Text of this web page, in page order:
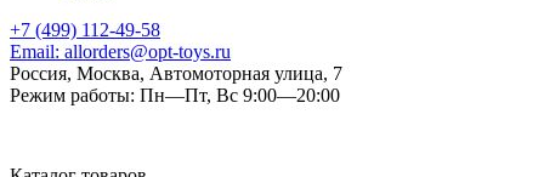
+7 (499) 112-49-58
Email: allorders@opt-toys.ru
Россия, Москва, Автомоторная улица, 7
Режим работы: Пн—Пт, Вс 9:00—20:00